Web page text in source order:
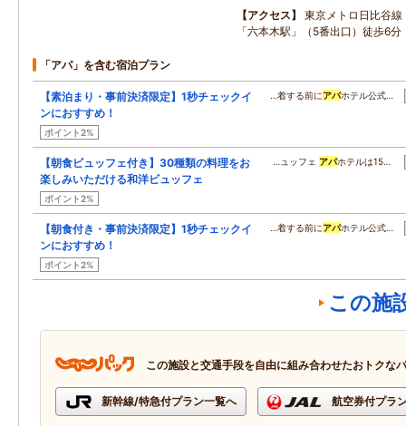
アクセス
東京メトロ日比谷
「六本木駅」（5番出口）徒歩6分
「アパ」を含む宿泊プラン
【素泊まり・事前決済限定】1秒チェックイ
ンにおすすめ！
ポイント2%
…着する前にアパホテル公式…
【朝食ビュッフェ付き】30種類の料理をお
楽しみいただける和洋ビュッフェ
ポイント2%
…ュッフェ アパホテルは15…
【朝食付き・事前決済限定】1秒チェックイ
ンにおすすめ！
ポイント2%
…着する前にアパホテル公式…
この施
この施設と交通手段を自由に組み合わせたおトクな
新幹線/特急付プラン一覧へ 航空券付プラ